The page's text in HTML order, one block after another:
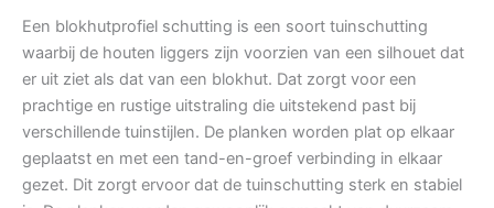
Een blokhutprofiel schutting is een soort tuinschutting
waarbij de houten liggers zijn voorzien van een silhouet dat
er uit ziet als dat van een blokhut. Dat zorgt voor een
prachtige en rustige uitstraling die uitstekend past bij
verschillende tuinstijlen. De planken worden plat op elkaar
geplaatst en met een tand-en-groef verbinding in elkaar
gezet. Dit zorgt ervoor dat de tuinschutting sterk en stabiel